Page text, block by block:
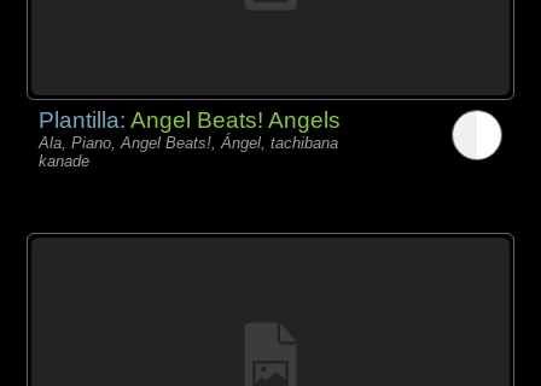
Plantilla:Angel Beats! Angels
Ala, Piano, Angel Beats!, Ángel, tachibana
kanade